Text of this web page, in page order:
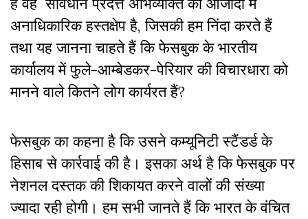
अनाधिकारिक हस्तक्षेप है, जिसकी हम निंदा करते हैं
तथा यह जानना चाहते हैं कि फेसबुक के भारतीय
कार्यालय में फुले-आम्बेडकर-पेरियार की विचारधारा को
मानने वाले कितने लोग कार्यरत हैं?
फेसबुक का कहना है कि उसने कम्यूनिटी स्टैंडर्ड के
हिसाब से कार्रवाई की है। इसका अर्थ है कि फेसबुक पर
नेशनल दस्तक की शिकायत करने वालों की संख्या
ज्यादा रही होगी। हम सभी जानते हैं कि भारत के वंचित